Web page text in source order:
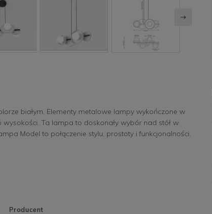
białym. Elementy metalowe lampy wykończone w
Ta lampa to doskonały wybór nad stół w
Model to połączenie stylu, prostoty i funkcjonalności.
Producent